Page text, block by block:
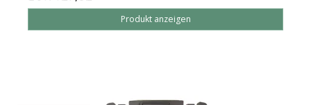
Produkt anzeigen